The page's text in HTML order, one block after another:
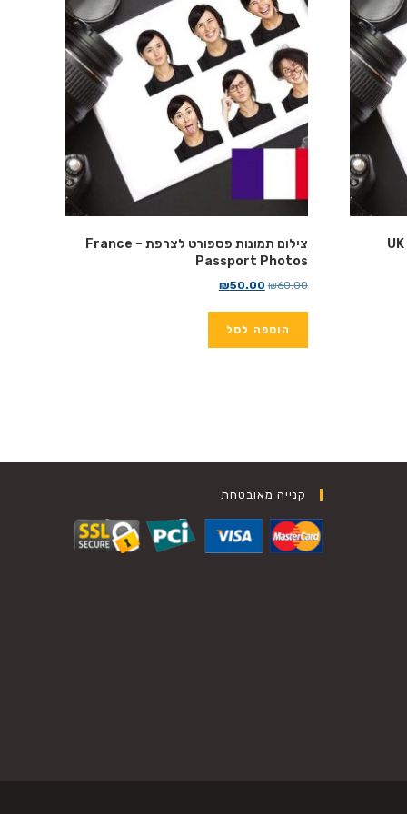
צילום תמונות פספורט לבריטניה – UK
צילום תמונות פספורט לצרפת – France
Passport Photos
₪60.00
המחיר
המקורי
היה:
₪50.00
המחיר
הנוכחי
הוספה לסל
קנייה מאובטחת